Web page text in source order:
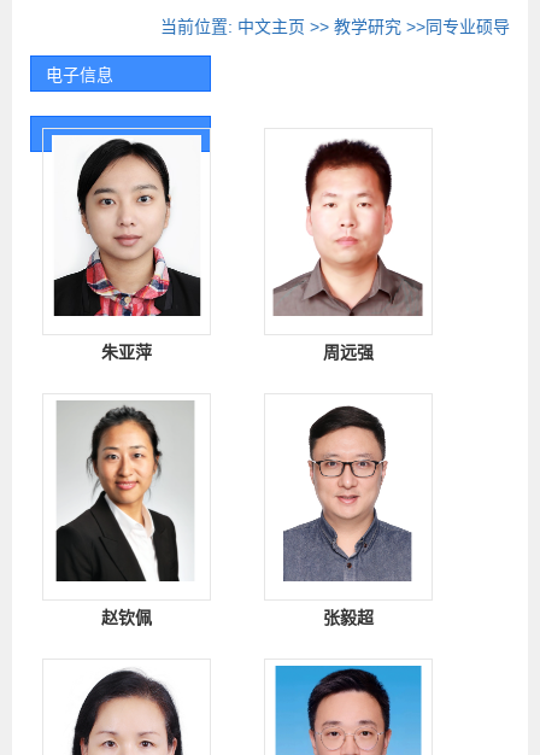
当前位置: 中文主页 >>教学研究 >>同专业硕导
电子信息
朱亚萍 周远强
赵钦佩 张毅超